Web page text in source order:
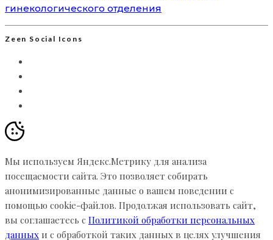
гинекологического отделения
Zeen Social Icons
Мы используем Яндекс.Метрику для анализа
посещаемости сайта. Это позволяет собирать
анонимизированные данные о вашем поведении с
помощью cookie-файлов. Продолжая использовать сайт,
вы соглашаетесь с Политикой обработки персональных
данных и с обработкой таких данных в целях улучшения